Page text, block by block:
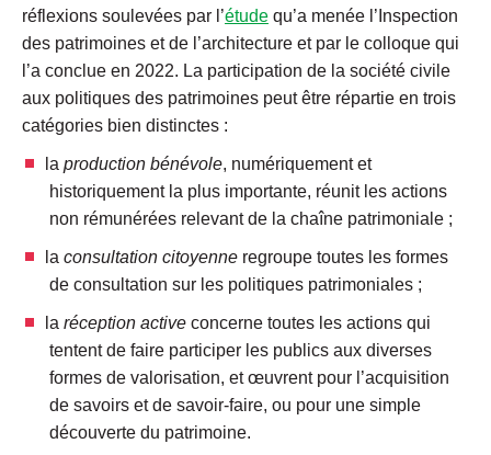
réflexions soulevées par l’étude qu’a menée l’Inspection
des patrimoines et de l’architecture et par le colloque qui
l’a conclue en 2022. La participation de la société civile
aux politiques des patrimoines peut être répartie en trois
catégories bien distinctes :
la production bénévole, numériquement et
historiquement la plus importante, réunit les actions
non rémunérées relevant de la chaîne patrimoniale ;
la consultation citoyenne regroupe toutes les formes
de consultation sur les politiques patrimoniales ;
la réception active concerne toutes les actions qui
tentent de faire participer les publics aux diverses
formes de valorisation, et œuvrent pour l’acquisition
de savoirs et de savoir-faire, ou pour une simple
découverte du patrimoine.